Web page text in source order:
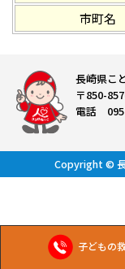
子どもの
市町名
長崎県こ
〒850-
電話
Copyright ©